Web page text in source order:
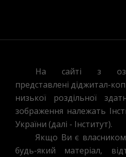
На сайті з
представлені діджитал-
низької роздільної
зображення належать
України (далі - Інститут).
Якщо Ви є
будь-який матеріал,